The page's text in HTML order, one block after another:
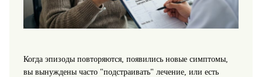
Когда эпизоды повторяются, появились новые симптомы,
вы вынуждены часто "подстраивать" лечение, или есть